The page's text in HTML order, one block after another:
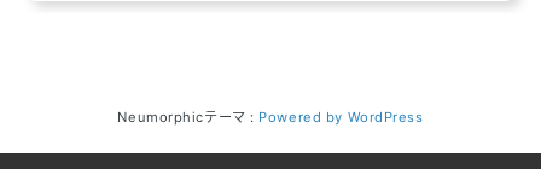
Neumorphicテーマ : Powered by WordPress